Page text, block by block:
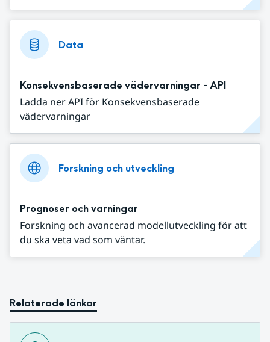
Data
Konsekvensbaserade vädervarningar - API
Ladda ner API för Konsekvensbaserade
vädervarningar
Forskning och utveckling
Prognoser och varningar
Forskning och avancerad modellutveckling för att
du ska veta vad som väntar.
Relaterade länkar